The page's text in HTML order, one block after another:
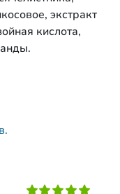
экстракт
кислота,